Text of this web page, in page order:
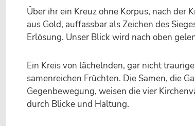
Über ihr ein Kreuz ohne Korpus, nach der
aus Gold, auffassbar als Zeichen des
Erlösung. Unser Blick wird nach oben
Ein Kreis von lächelnden, gar nicht
samenreichen Früchten. Die Samen, die
Gegenbewegung, weisen die vier
durch Blicke und Haltung.